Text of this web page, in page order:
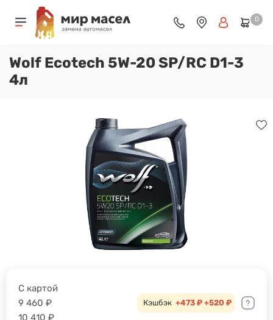
0
Wolf Ecotech 5W-20 SP/RC D1-3
4л
С картой
9 460 ₽
Кэшбэк +473 ₽ +520 ₽